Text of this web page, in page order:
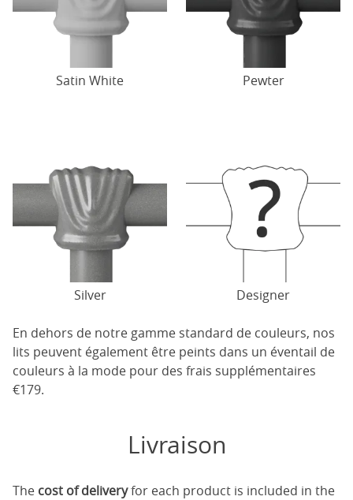
Satin White Pewter
Silver Designer
En dehors de notre gamme standard de couleurs, nos
lits peuvent également être peints dans un éventail de
couleurs à la mode pour des frais supplémentaires
€179.
Livraison
The cost of deliveryfor each product is included in the